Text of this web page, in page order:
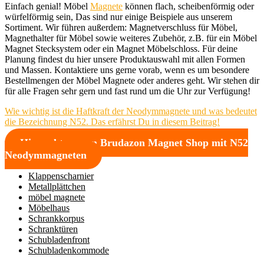
Einfach genial! Möbel Magnete können flach, scheibenförmig oder
würfelförmig sein, Das sind nur einige Beispiele aus unserem
Sortiment. Wir führen außerdem: Magnetverschluss für Möbel,
Magnethalter für Möbel sowie weiteres Zubehör, z.B. für ein Möbel
Magnet Stecksystem oder ein Magnet Möbelschloss. Für deine
Planung findest du hier unsere Produktauswahl mit allen Formen
und Massen. Kontaktiere uns gerne vorab, wenn es um besondere
Bestellmengen der Möbel Magnete oder anderes geht. Wir stehen dir
für alle Fragen sehr gern und fast rund um die Uhr zur Verfügung!
Wie wichtig ist die Haftkraft der Neodymmagnete und was bedeutet
die Bezeichnung N52. Das erfährst Du in diesem Beitrag!
Hier geht es zum Brudazon Magnet Shop mit N52
Neodymmagneten
Klappenscharnier
Metallplättchen
möbel magnete
Möbelhaus
Schrankkorpus
Schranktüren
Schubladenfront
Schubladenkommode